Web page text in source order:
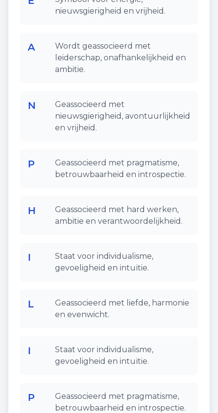
nieuwsgierigheid en vrijheid.
A
Wordt geassocieerd met
leiderschap, onafhankelijkheid en
ambitie.
N
Geassocieerd met
nieuwsgierigheid, avontuurlijkheid
en vrijheid.
P
Geassocieerd met pragmatisme,
betrouwbaarheid en introspectie.
H
Geassocieerd met hard werken,
ambitie en verantwoordelijkheid.
I
Staat voor individualisme,
gevoeligheid en intuïtie.
L
Geassocieerd met liefde, harmonie
en evenwicht.
I
Staat voor individualisme,
gevoeligheid en intuïtie.
P
Geassocieerd met pragmatisme,
betrouwbaarheid en introspectie.